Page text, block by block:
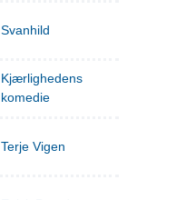
Svanhild
Kjærlighedens
komedie
Terje Vigen